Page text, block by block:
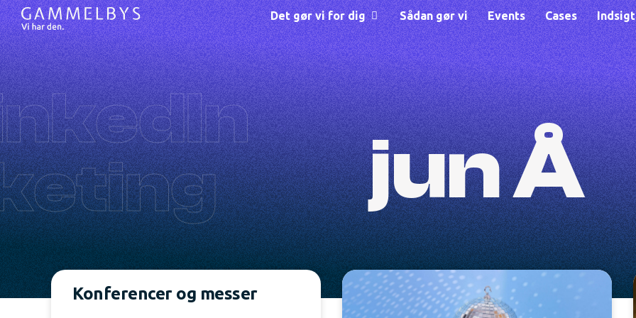
Det gør vi for dig Sådan gør vi Events Cases
jun Å
Konferencer og messer